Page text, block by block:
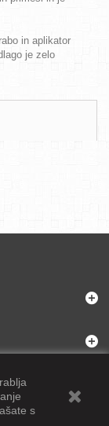
in aplikator
je zelo
s